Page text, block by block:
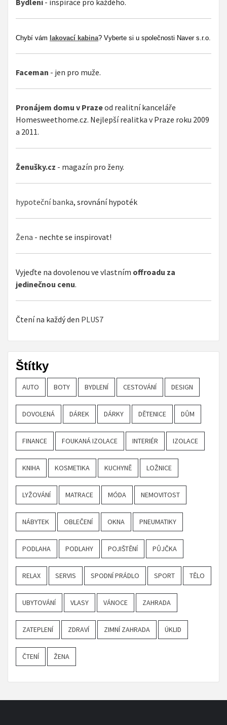
Chybí vám lakovací kabina? Vyberte si u společnosti Naver s.r.o.
Faceman - jen pro muže.
Pronájem domu v Prazeod realitní kanceláře
Homesweethome.cz. Nejlepší realitka v Praze roku 2009
a 2011.
Ženušky.cz - magazín pro ženy.
hypoteční banka, srovnání hypoték
Žena - nechte se inspirovat!
Vyjeďte na dovolenou ve vlastním offroadu za
jedinečnou cenu.
Čtení na každý den PLUS7
Štítky
AUTO BOTY BYDLENÍ CESTOVÁNÍ DESIGN
DOVOLENÁ DÁREK DÁRKY DĚTENICE DŮM
FINANCE FOUKANÁ IZOLACE INTERIÉR IZOLACE
KNIHA KOSMETIKA KUCHYNĚ LOŽNICE
LYŽOVÁNÍ MATRACE MÓDA NEMOVITOST
NÁBYTEK OBLEČENÍ OKNA PNEUMATIKY
PODLAHA PODLAHY POJIŠTĚNÍ PŮJČKA
RELAX SERVIS SPODNÍ PRÁDLO SPORT TĚLO
UBYTOVÁNÍ VLASY VÁNOCE ZAHRADA
ZATEPLENÍ ZDRAVÍ ZIMNÍ ZAHRADA ÚKLID
ČTENÍ ŽENA